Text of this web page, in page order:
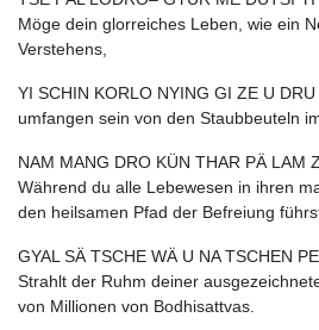
Möge dein glorreiches Leben, wie ein
Verstehens,
YI SCHIN KORLO NYING GI ZE U
umfangen sein von den Staubbeuteln
NAM MANG DRO KÜN THAR PÄ LAM
Während du alle Lebewesen in ihren
den heilsamen Pfad der Befreiung
GYAL SÄ TSCHE WÄ U NA TSCHEN
Strahlt der Ruhm deiner
von Millionen von Bodhisattvas.